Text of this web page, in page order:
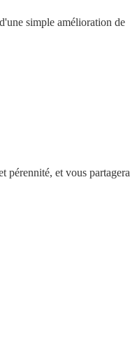
simple amélioration de
pérennité, et vous partagera